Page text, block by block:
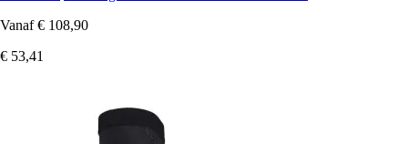
Vanaf € 108,90
€ 53,41